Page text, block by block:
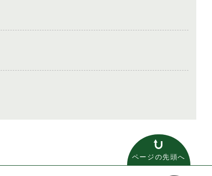
ページの先頭へ